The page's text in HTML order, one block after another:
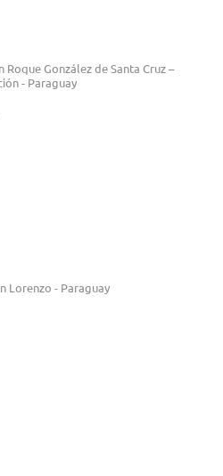
Roque González de Santa Cruz –
- Paraguay
Lorenzo - Paraguay